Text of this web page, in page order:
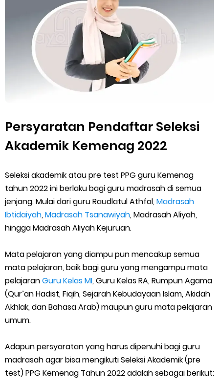
Juknis Pembelajaran pada Bulan Ramadan 2026
Cara Aktivasi PTK di EMIS GTK
Friday, 7 August
Persyaratan Pendaftar Seleksi
Akademik Kemenag 2022
Seleksi akademik atau pre test PPG guru Kemenag
tahun 2022 ini berlaku bagi guru madrasah di semua
jenjang. Mulai dari guru Raudlatul Athfal,Madrasah
Ibtidaiyah,Madrasah Tsanawiyah, Madrasah Aliyah,
hingga Madrasah Aliyah Kejuruan.
Mata pelajaran yang diampu pun mencakup semua
mata pelajaran, baik bagi guru yang mengampu mata
pelajaranGuru Kelas MI, Guru Kelas RA, Rumpun Agama
(Qur’an Hadist, Fiqih, Sejarah Kebudayaan Islam, Akidah
Akhlak, dan Bahasa Arab) maupun guru mata pelajaran
umum.
Adapun persyaratan yang harus dipenuhi bagi guru
madrasah agar bisa mengikuti Seleksi Akademik (pre
test) PPG Kemenag Tahun 2022 adalah sebagai berikut: